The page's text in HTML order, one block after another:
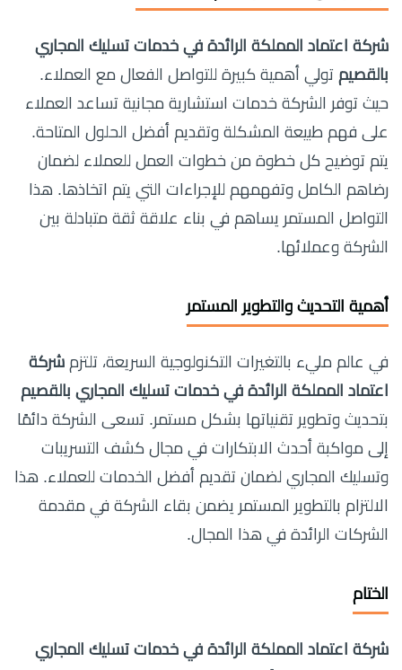
شركة اعتماد المملكة الرائدة في خدمات تسليك المجاري
بالقصيم تولي أهمية كبيرة للتواصل الفعال مع العملاء.
حيث توفر الشركة خدمات استشارية مجانية تساعد العملاء
على فهم طبيعة المشكلة وتقديم أفضل الحلول المتاحة.
يتم توضيح كل خطوة من خطوات العمل للعملاء لضمان
رضاهم الكامل وتفهمهم للإجراءات التي يتم اتخاذها. هذا
التواصل المستمر يساهم في بناء علاقة ثقة متبادلة بين
الشركة وعملائها.
أهمية التحديث والتطوير المستمر
في عالم مليء بالتغيرات التكنولوجية السريعة، تلتزم شركة
اعتماد المملكة الرائدة في خدمات تسليك المجاري بالقصيم
بتحديث وتطوير تقنياتها بشكل مستمر. تسعى الشركة دائمًا
إلى مواكبة أحدث الابتكارات في مجال كشف التسريبات
وتسليك المجاري لضمان تقديم أفضل الخدمات للعملاء. هذا
الالتزام بالتطوير المستمر يضمن بقاء الشركة في مقدمة
الشركات الرائدة في هذا المجال.
الختام
شركة اعتماد المملكة الرائدة في خدمات تسليك المجاري